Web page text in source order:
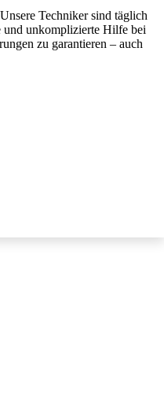
Techniker sind täglich
und unkomplizierte Hilfe bei
zu garantieren – auch